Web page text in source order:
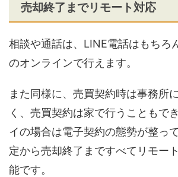
売却終了までリモート対応
相談や通話は、LINE電話はもちろ
のオンラインで行えます。
また同様に、売買契約時は事務所
く、売買契約は家で行うこともで
イの場合は電子契約の態勢が整っ
定から売却終了まですべてリモー
能です。